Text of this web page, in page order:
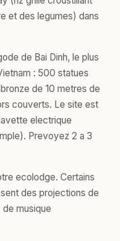
et des legumes) dans
de Bai Dinh, le plus
: 500 statues
de 10 metres de
couverts. Le site est
electrique
Prevoyez 2 a 3
ecolodge. Certains
des projections de
musique